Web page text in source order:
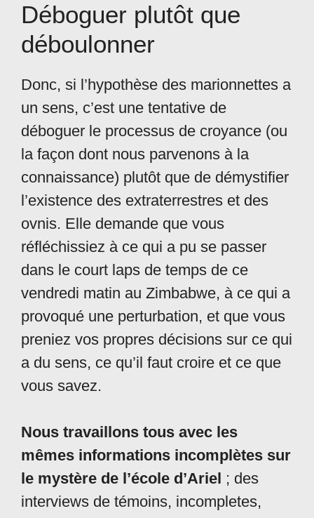
Déboguer plutôt que
déboulonner
Donc, si l’hypothèse des marionnettes a
un sens, c’est une tentative de
déboguer le processus de croyance (ou
la façon dont nous parvenons à la
connaissance) plutôt que de démystifier
l’existence des extraterrestres et des
ovnis. Elle demande que vous
réfléchissiez à ce qui a pu se passer
dans le court laps de temps de ce
vendredi matin au Zimbabwe, à ce qui a
provoqué une perturbation, et que vous
preniez vos propres décisions sur ce qui
a du sens, ce qu’il faut croire et ce que
vous savez.
Nous travaillons tous avec les
mêmes informations incomplètes sur
le mystère de l’école d’Ariel ; des
interviews de témoins, incompletes,